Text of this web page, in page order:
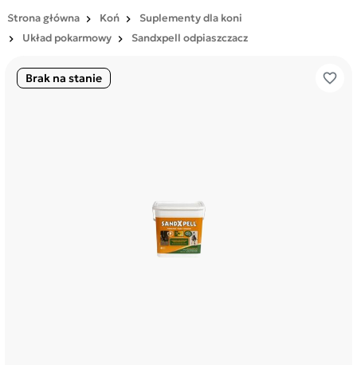
Strona główna Koń
Suplementy dla koni
Układ pokarmowy
Sandxpell odpiaszczacz
Brak na stanie favorite_border